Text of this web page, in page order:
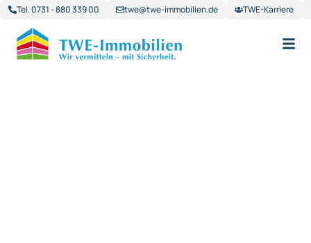
Tel. 0731 - 880 339 00 twe@twe-immobilien.de TWE-Karriere